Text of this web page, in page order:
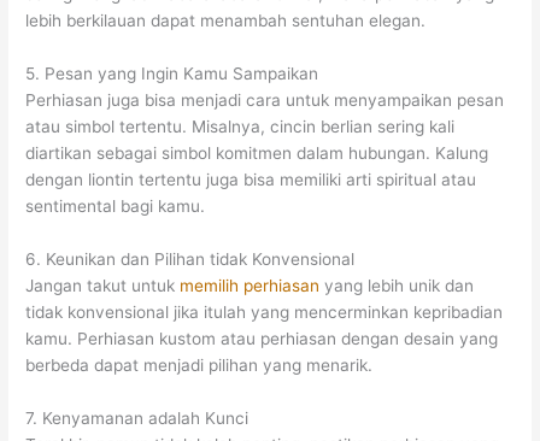
lebih berkilauan dapat menambah sentuhan elegan.
5. Pesan yang Ingin Kamu Sampaikan
Perhiasan juga bisa menjadi cara untuk menyampaikan pesan
atau simbol tertentu. Misalnya, cincin berlian sering kali
diartikan sebagai simbol komitmen dalam hubungan. Kalung
dengan liontin tertentu juga bisa memiliki arti spiritual atau
sentimental bagi kamu.
6. Keunikan dan Pilihan tidak Konvensional
Jangan takut untuk memilih perhiasan yang lebih unik dan
tidak konvensional jika itulah yang mencerminkan kepribadian
kamu. Perhiasan kustom atau perhiasan dengan desain yang
berbeda dapat menjadi pilihan yang menarik.
7. Kenyamanan adalah Kunci